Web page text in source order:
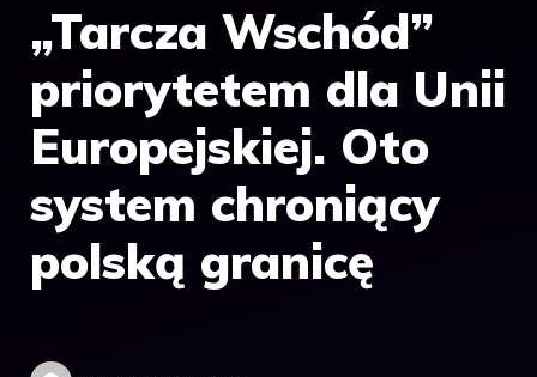
„Tarcza Wschód”
priorytetem dla Unii
Europejskiej. Oto
system chroniący
polską granicę